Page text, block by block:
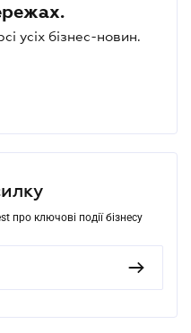
усіх бізнес-новин.
про ключові події бізнесу